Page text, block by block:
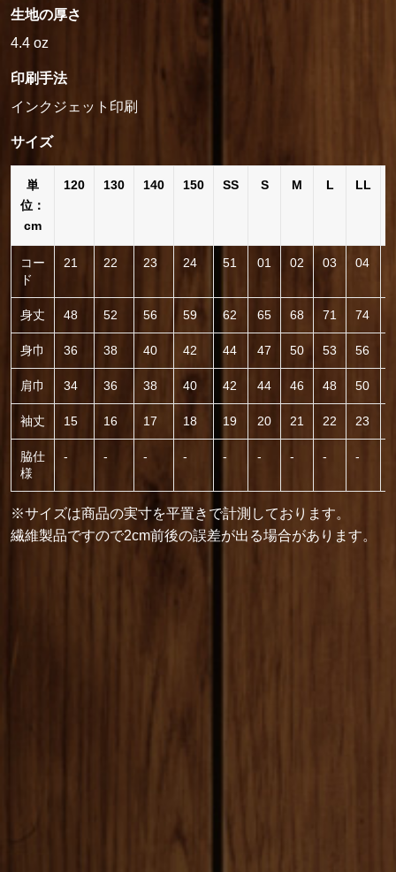
生地の厚さ
4.4 oz
印刷手法
インクジェット印刷
サイズ
単
位：
cm
120 130 140 150 SS S M L LL
コー
ド
21 22 23 24 51 01 02 03 04
身丈 48 52 56 59 62 65 68 71 74
身巾 36 38 40 42 44 47 50 53 56
肩巾 34 36 38 40 42 44 46 48 50
袖丈 15 16 17 18 19 20 21 22 23
脇仕
様
- - - - - - - - -
※サイズは商品の実寸を平置きで計測しております。
繊維製品ですので2cm前後の誤差が出る場合があります。